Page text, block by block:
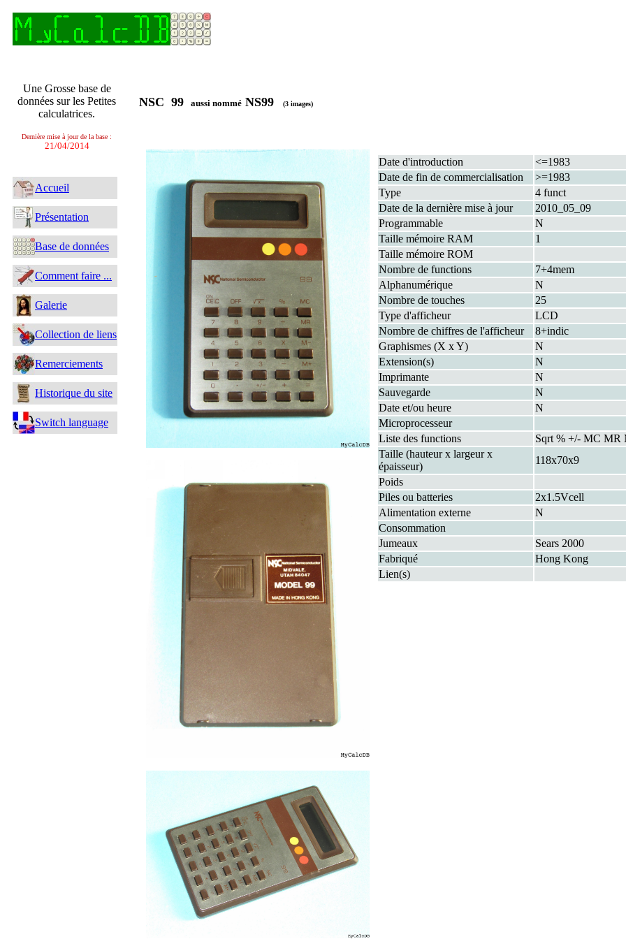
Une Grosse base de
données sur les Petites
calculatrices.
Dernière mise à jour de la base :
21/04/2014
Accueil
Présentation
Base de données
Comment faire ...
Galerie
Collection de liens
Remerciements
Historique du site
Switch language
NSC 99 aussi nommé NS99 (3 images)
Date d'introduction
<=1983
Date de fin de commercialisation
>=1983
Type
4 funct
Date de la dernière mise à jour
2010_05_09
Programmable
N
Taille mémoire RAM
1
Taille mémoire ROM
Nombre de functions
7+4mem
Alphanumérique
N
Nombre de touches
25
Type d'afficheur
LCD
Nombre de chiffres de l'afficheur
8+indic
Graphismes (X x Y)
N
Extension(s)
N
Imprimante
N
Sauvegarde
N
Date et/ou heure
N
Microprocesseur
Liste des functions
Sqrt % +/- MC MR
Taille (hauteur x largeur x
épaisseur)
118x70x9
Poids
Piles ou batteries
2x1.5Vcell
Alimentation externe
N
Consommation
Jumeaux
Sears 2000
Fabriqué
Hong Kong
Lien(s)